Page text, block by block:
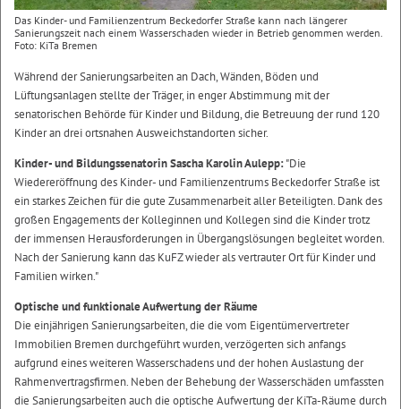
Das Kinder- und Familienzentrum Beckedorfer Straße kann nach längerer
Sanierungszeit nach einem Wasserschaden wieder in Betrieb genommen werden.
Foto: KiTa Bremen
Während der Sanierungsarbeiten an Dach, Wänden, Böden und
Lüftungsanlagen stellte der Träger, in enger Abstimmung mit der
senatorischen Behörde für Kinder und Bildung, die Betreuung der rund 120
Kinder an drei ortsnahen Ausweichstandorten sicher.
Kinder- und Bildungssenatorin Sascha Karolin Aulepp:"Die
Wiedereröffnung des Kinder- und Familienzentrums Beckedorfer Straße ist
ein starkes Zeichen für die gute Zusammenarbeit aller Beteiligten. Dank des
großen Engagements der Kolleginnen und Kollegen sind die Kinder trotz
der immensen Herausforderungen in Übergangslösungen begleitet worden.
Nach der Sanierung kann das KuFZ wieder als vertrauter Ort für Kinder und
Familien wirken."
Optische und funktionale Aufwertung der Räume
Die einjährigen Sanierungsarbeiten, die die vom Eigentümervertreter
Immobilien Bremen durchgeführt wurden, verzögerten sich anfangs
aufgrund eines weiteren Wasserschadens und der hohen Auslastung der
Rahmenvertragsfirmen. Neben der Behebung der Wasserschäden umfassten
die Sanierungsarbeiten auch die optische Aufwertung der KiTa-Räume durch